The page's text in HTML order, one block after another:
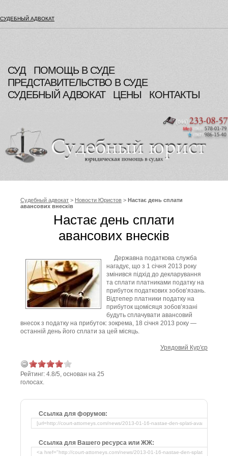
СУДЕБНЫЙ АДВОКАТ
СУД
ПОМОЩЬ В СУДЕ
ПРЕДСТАВИТЕЛЬСТВО В СУДЕ
СУДЕБНЫЙ АДВОКАТ
ЦЕНЫ КОНТАКТЫ
Судебный адвокат > Новости Юристов > Настає день сплати
авансових внесків
Настає день сплати
авансових внесків
Державна податкова служба
нагадує, що з 1 січня 2013 року
змінився підхід до декларування
та сплати платниками податку на
прибуток податкових зобов’язань.
Відтепер платники податку на
прибуток щомісяця зобов’язані
будуть сплачувати авансовий
внесок з податку на прибуток: зокрема, 18 січня 2013 року —
останній день його сплати за цей місяць.
Урядовий Кур'єр
Рейтинг: 4.8/5, основан на 25
голосах.
Ссылка для форумов:
Ссылка для Вашего ресурса или ЖЖ: